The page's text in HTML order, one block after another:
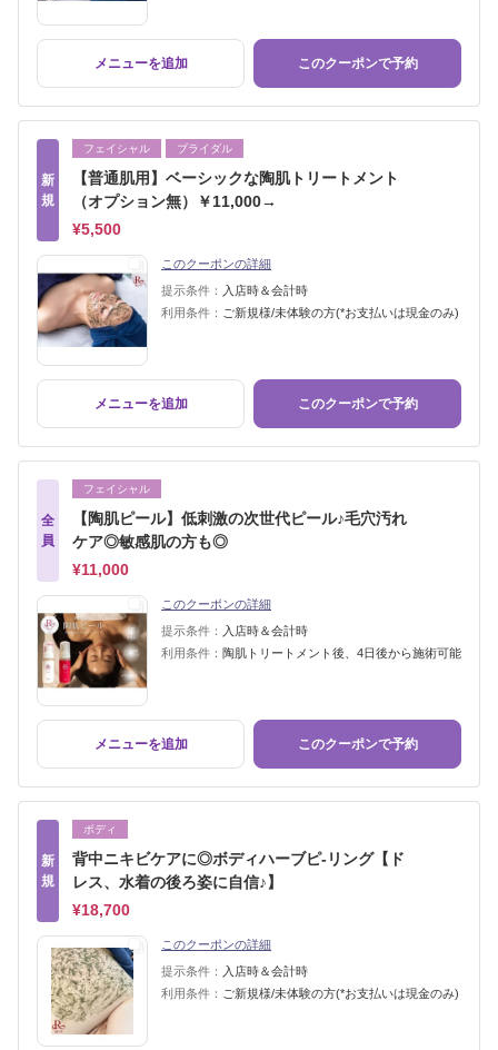
メニューを追加 このクーポンで予約
新
規
フェイシャル ブライダル
【普通肌用】ベーシックな陶肌トリートメント
（オプション無）￥11,000→
¥5,500
このクーポンの詳細
提示条件：
入店時＆会計時
利用条件： ご新規様/未体験の方(*お支払いは現金のみ)
メニューを追加 このクーポンで予約
全
員
フェイシャル
【陶肌ピール】低刺激の次世代ピール♪毛穴汚れ
ケア◎敏感肌の方も◎
¥11,000
このクーポンの詳細
提示条件：
入店時＆会計時
利用条件： 陶肌トリートメント後、4日後から施術可能
メニューを追加 このクーポンで予約
新
規
ボディ
背中ニキビケアに◎ボディハーブピ-リング【ド
レス、水着の後ろ姿に自信♪】
¥18,700
このクーポンの詳細
提示条件：
入店時＆会計時
利用条件： ご新規様/未体験の方(*お支払いは現金のみ)